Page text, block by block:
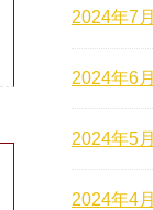
2024年7月
2024年6月
2024年5月
2024年4月